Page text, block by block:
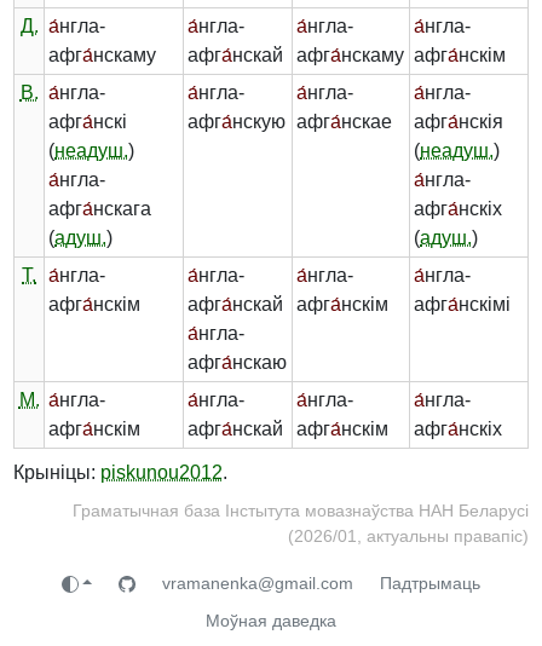
Д. а́нгла-
афга́нскаму
а́нгла-
афга́нскай
а́нгла-
афга́нскаму
а́нгла-
афга́нскім
В. а́нгла-
афга́нскі
(неадуш.)
а́нгла-
афга́нскага
(адуш.)
а́нгла-
афга́нскую
а́нгла-
афга́нскае
а́нгла-
афга́нскія
(неадуш.)
а́нгла-
афга́нскіх
(адуш.)
Т.
а́нгла-
афга́нскім
а́нгла-
афга́нскай
а́нгла-
афга́нскаю
а́нгла-
афга́нскім
а́нгла-
афга́нскімі
М. а́нгла-
афга́нскім
а́нгла-
афга́нскай
а́нгла-
афга́нскім
а́нгла-
афга́нскіх
Крыніцы: piskunou2012.
Граматычная база Інстытута мовазнаўства НАН Беларусі
(2026/01, актуальны правапіс)
vramanenka@gmail.com
Падтрымаць
Моўная даведка